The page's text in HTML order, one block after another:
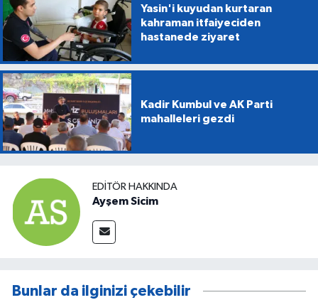
Yasin'i kuyudan kurtaran
kahraman itfaiyeciden
hastanede ziyaret
Kadir Kumbul ve AK Parti
mahalleleri gezdi
EDITÖR HAKKINDA
Ayşem Sicim
Bunlar da ilginizi çekebilir